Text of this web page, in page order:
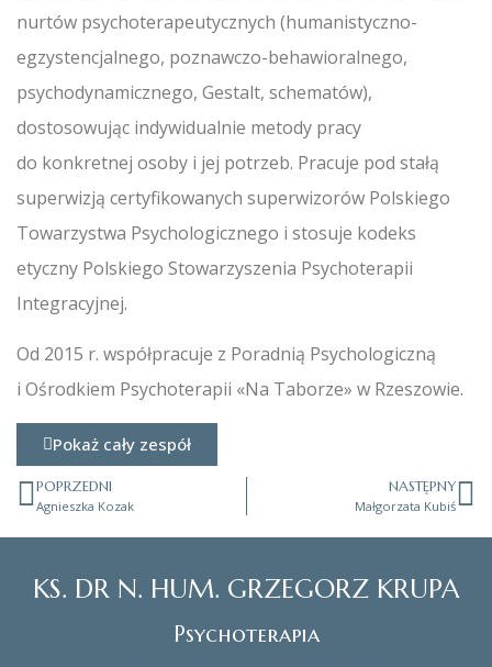
nurtów psychoterapeutycznych (humanistyczno-
egzystencjalnego, poznawczo-behawioralnego,
psychodynamicznego, Gestalt, schematów),
dostosowując indywidualnie metody pracy
do konkretnej osoby i jej potrzeb. Pracuje pod stałą
superwizją certyfikowanych superwizorów Polskiego
Towarzystwa Psychologicznego i stosuje kodeks
etyczny Polskiego Stowarzyszenia Psychoterapii
Integracyjnej.
Od 2015 r. współpracuje z Poradnią Psychologiczną
i Ośrodkiem Psychoterapii «Na Taborze» w Rzeszowie.
Pokaż cały zespół
POPRZEDNI
Agnieszka Kozak
NASTĘPNY
Małgorzata Kubiś
KS. DR N. HUM. GRZEGORZ KRUPA
Psychoterapia